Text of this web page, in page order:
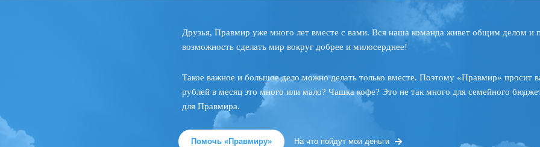
Друзья, Правмир уже много лет вместе с вами. Вся наша команда живет общим делом и
возможность сделать мир вокруг добрее и милосерднее!
Такое важное и большое дело можно делать только вместе. Поэтому «Правмир» просит
рублей в месяц это много или мало? Чашка кофе? Это не так много для семейного
для Правмира.
Помочь «Правмиру» На что пойдут мои деньги